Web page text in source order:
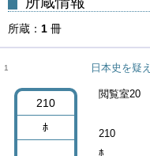
所蔵 1 冊
1
210
ﾎ
日本史を疑え
閲覧室20
210
ﾎ